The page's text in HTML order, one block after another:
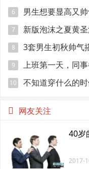
己的独特
6 男生想要显高又
7 新版泡沫之夏黄
8 3套男生初秋帅气
9
上班第一天，同
回头率超级高
10 不知道穿什么的
网友关注
40岁
2017-